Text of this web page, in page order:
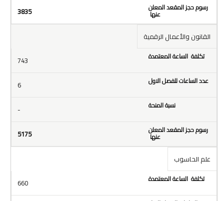
3835
القانون والأعمال الرقمية
743
6
-
5175
علم الحاسوب
660